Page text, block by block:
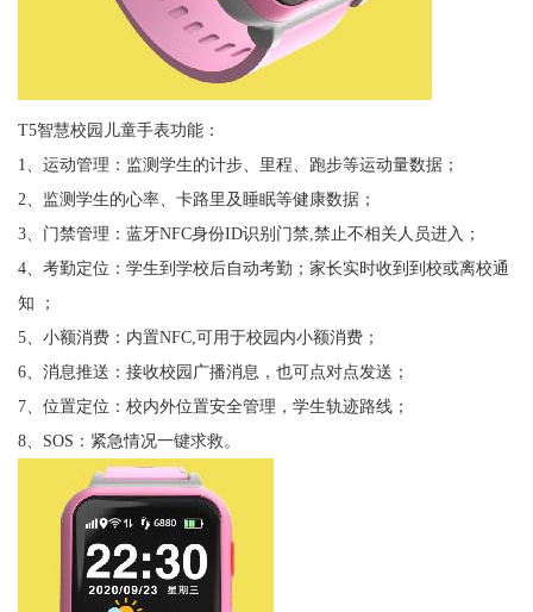
T5智慧校园儿童手表功能：
1、运动管理：监测学生的计步、里程、跑步等运动量数据；
2、监测学生的心率、卡路里及睡眠等健康数据；
3、门禁管理：蓝牙NFC身份ID识别门禁,禁止不相关人员进入；
4、考勤定位：学生到学校后自动考勤；家长实时收到到校或离校通
知 ；
5、小额消费：内置NFC,可用于校园内小额消费；
6、消息推送：接收校园广播消息，也可点对点发送；
7、位置定位：校内外位置安全管理，学生轨迹路线；
8、SOS：紧急情况一键求救。